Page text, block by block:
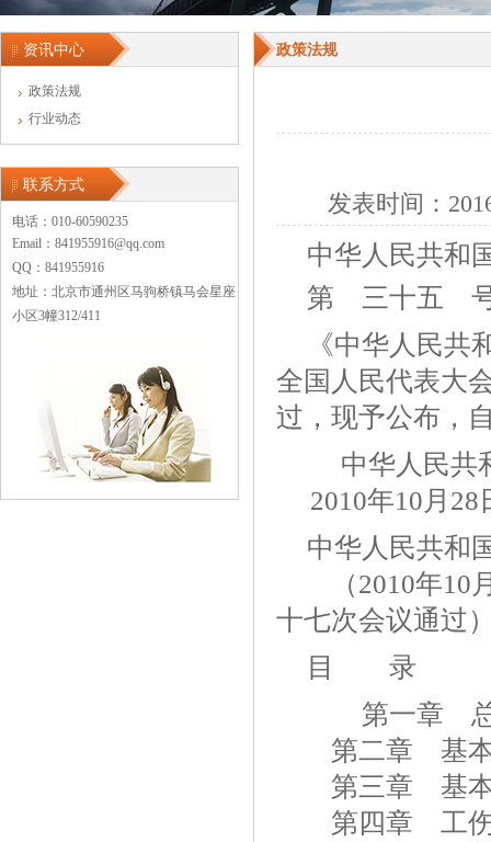
资讯中心
政策法规
行业动态
联系方式
电话：010-60590235
Email：841955916@qq.com
QQ：841955916
地址：北京市通州区马驹桥镇马会星座
小区3幢312/411
政策法规
发表时间：
中华人民共和
第 三十五
《中华人民
全国人民代表大
过，现予公布，
中华人民共
2010年10月28
中华人民共和
（2010年10月
十七次会议通过
目 录
第一章
第二章 基本
第三章 基本
第四章 工伤